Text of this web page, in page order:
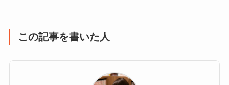
この記事を書いた人